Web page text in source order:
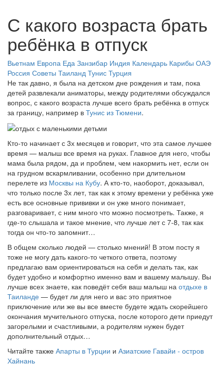
С какого возраста брать
ребёнка в отпуск
Вьетнам Европа Еда Занзибар Индия Календарь Карибы ОАЭ
Россия Советы Таиланд Тунис Турция
Не так давно, я была на детском дне рождения и там, пока
детей развлекали аниматоры, между родителями обсуждался
вопрос, с какого возраста лучше всего брать ребёнка в отпуск
за границу, например в Тунис из Тюмени.
Кто-то начинает с 3х месяцев и говорит, что эта самое лучшее
время — малыш все время на руках. Главное для него, чтобы
мама была рядом, да и проблем, чем накормить нет, если он
на грудном вскармливании, особенно при длительном
перелете из Москвы на Кубу. А кто-то, наоборот, доказывал,
что только после 3х лет, так как к этому времени у ребёнка уже
есть все основные прививки и он уже много понимает,
разговаривает, с ним много что можно посмотреть. Также, я
где-то слышала и такое мнение, что лучше лет с 7-8, так как
тогда он что-то запомнит…
В общем сколько людей — столько мнений! В этом посту я
тоже не могу дать какого-то четкого ответа, поэтому
предлагаю вам ориентироваться на себя и делать так, как
будет удобно и комфортно именно вам и вашему малышу. Вы
лучше всех знаете, как поведёт себя ваш малыш на отдыхе в
Таиланде — будет ли для него и вас это приятное
приключение или же вы все вместе будете ждать скорейшего
окончания мучительного отпуска, после которого дети приедут
загорелыми и счастливыми, а родителям нужен будет
дополнительный отдых…
Читайте также Апарты в Турции и Азиатские Гавайи - остров
Хайнань